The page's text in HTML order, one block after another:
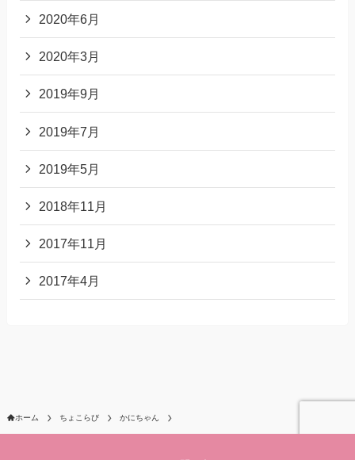
2020年6月
2020年3月
2019年9月
2019年7月
2019年5月
2018年11月
2017年11月
2017年4月
ホーム ちょこらび かにちゃん